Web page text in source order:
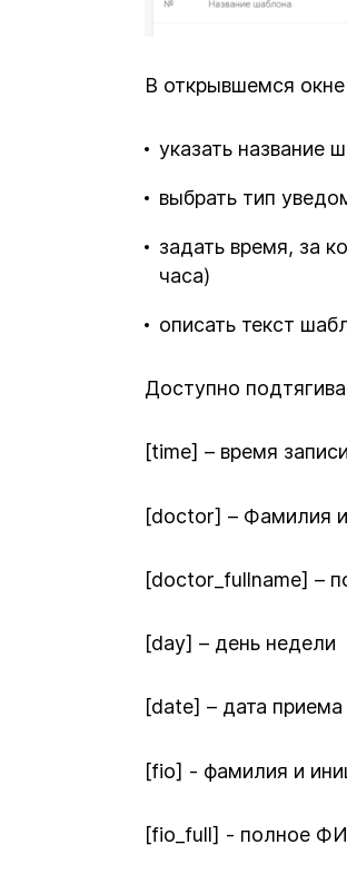
В открывшемся
указать название
выбрать тип
задать время, за
часа)
описать текст
Доступно
[time] – время записи
[doctor] – Фамилия
[doctor_fullname] –
[day] – день недели
[date] – дата приема
[fio] - фамилия и
[fio_full] - полное